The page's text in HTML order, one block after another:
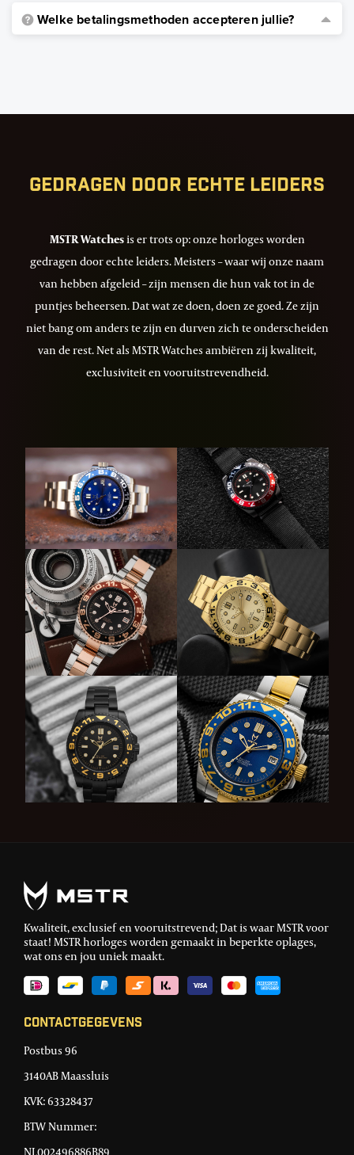
Welke betalingsmethoden accepteren jullie?
Gedragen door echte leiders
MSTR Watchesis er trots op: onze horloges worden
gedragen door echte leiders. Meisters – waar wij onze naam
van hebben afgeleid – zijn mensen die hun vak tot in de
puntjes beheersen. Dat wat ze doen, doen ze goed. Ze zijn
niet bang om anders te zijn en durven zich te onderscheiden
van de rest. Net als MSTR Watches ambiëren zij kwaliteit,
exclusiviteit en vooruitstrevendheid.
Kwaliteit, exclusief en vooruitstrevend; Dat is waar MSTR voor
staat! MSTR horloges worden gemaakt in beperkte oplages,
wat ons en jou uniek maakt.
Contactgegevens
Postbus 96
3140AB Maassluis
KVK: 63328437
BTW Nummer:
NL002496886B89